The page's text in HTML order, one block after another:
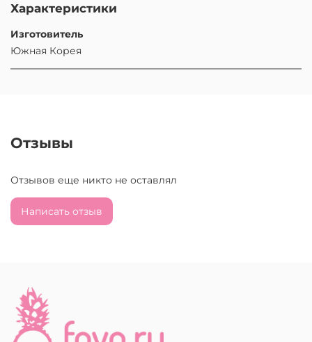
Характеристики
Изготовитель
Южная Корея
Отзывы
Отзывов еще никто не оставлял
Написать отзыв